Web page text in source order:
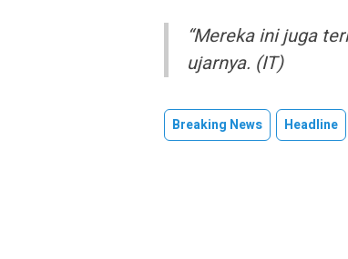
“Mereka ini juga
ujarnya. (IT)
Breaking News Headline